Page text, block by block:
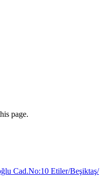
page.
Cad.No:10 Etiler/Beşiktaş/